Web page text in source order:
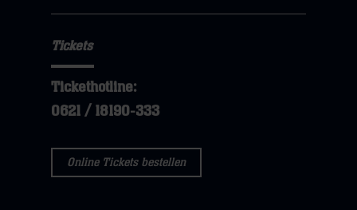
Tickets
Tickethotline:
0621 / 18190-333
Online Tickets bestellen